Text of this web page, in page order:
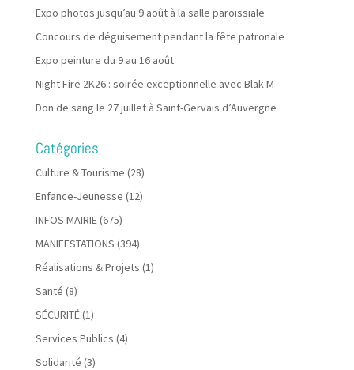
Expo photos jusqu’au 9 août à la salle paroissiale
Concours de déguisement pendant la fête patronale
Expo peinture du 9 au 16 août
Night Fire 2K26 : soirée exceptionnelle avec Blak M
Don de sang le 27 juillet à Saint-Gervais d’Auvergne
Catégories
Culture & Tourisme (28)
Enfance-Jeunesse (12)
INFOS MAIRIE(675)
MANIFESTATIONS (394)
Réalisations & Projets (1)
Santé (8)
SÉCURITÉ(1)
Services Publics (4)
Solidarité (3)